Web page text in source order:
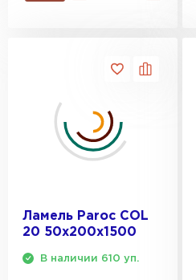
Ламель Paroc COL
20 50х200х1500
В наличии 610 уп.